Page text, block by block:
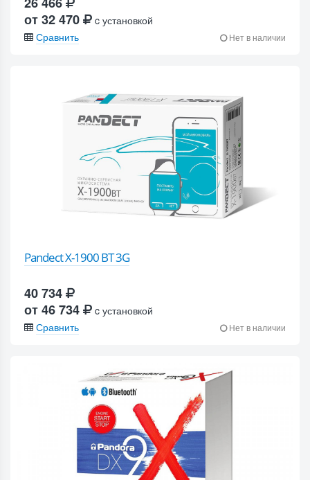
от 32 470
c установкой
Сравнить
Нет в наличии
Pandect X-1900 BT 3G
40 734
от 46 734
c установкой
Сравнить
Нет в наличии